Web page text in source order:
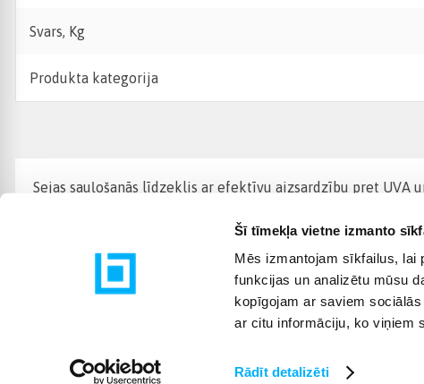
Šī tīmekļa vietne izmanto
Mēs izmantojam sīkfailus, lai
funkcijas un analizētu mūsu
kopīgojam ar saviem
ar citu informāciju, ko viņiem
Rādīt detalizēti
Svars, Kg
Produkta kategorija
Sejas sauļošanās līdzeklis ar efektīvu aizsardzību pret UVA